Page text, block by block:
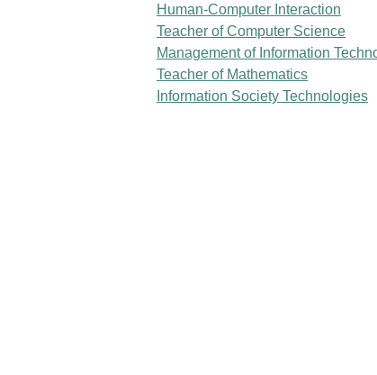
Human-Computer Interaction
Teacher of Computer Science
Management of Information
Teacher of Mathematics
Information Society Technologies